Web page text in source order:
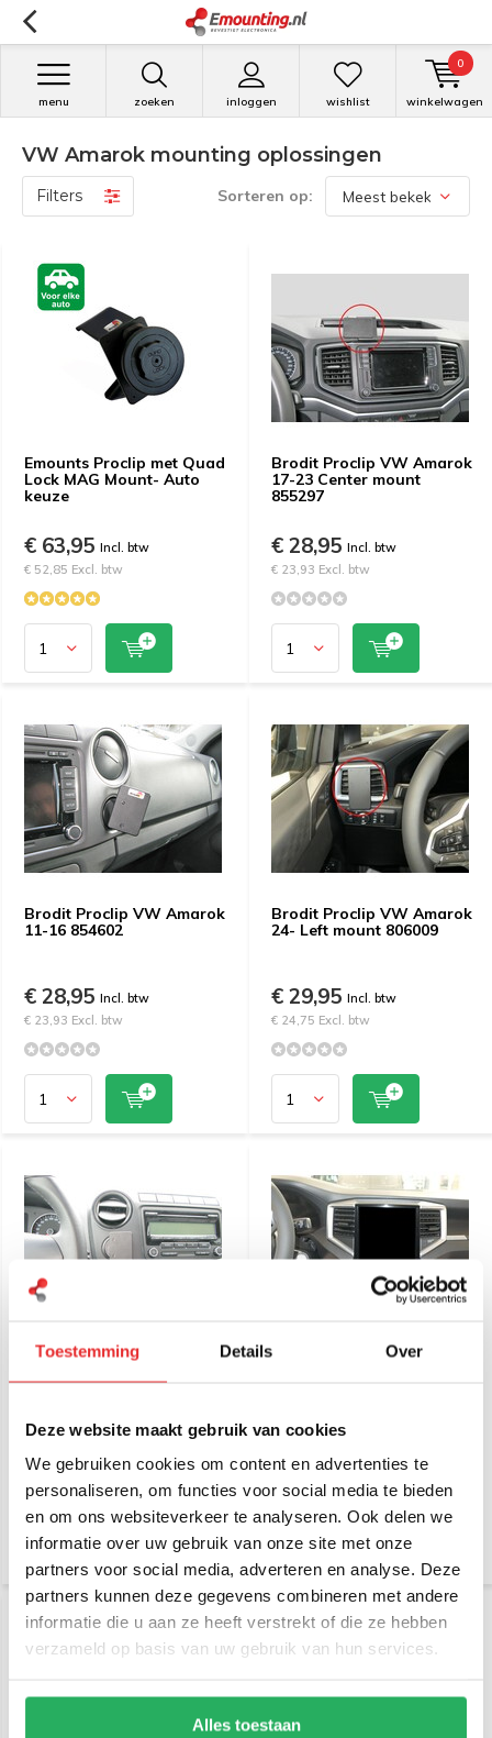
Toestemming Details Over
Deze website maakt gebruik van cookies
We gebruiken cookies om content en advertenties te
personaliseren, om functies voor social media te bieden
en om ons websiteverkeer te analyseren. Ook delen we
informatie over uw gebruik van onze site met onze
partners voor social media, adverteren en analyse. Deze
partners kunnen deze gegevens combineren met andere
informatie die u aan ze heeft verstrekt of die ze hebben
verzameld op basis van uw gebruik van hun services.
Alles toestaan
zoeken inloggen
menu wishlist winkelwagen
0
VW Amarok mounting oplossingen
Filters Sorteren op:
Emounts Proclip met Quad
Lock MAG Mount- Auto
keuze
€ 63,95 Incl. btw
€ 52,85 Excl. btw
Brodit Proclip VW Amarok
17-23 Center mount
855297
€ 28,95 Incl. btw
€ 23,93 Excl. btw
Brodit Proclip VW Amarok
11-16 854602
€ 28,95 Incl. btw
€ 23,93 Excl. btw
Brodit Proclip VW Amarok
24- Left mount 806009
€ 29,95 Incl. btw
€ 24,75 Excl. btw
Brodit Proclip Volkswagen
Amarok 11-16 Center
€ 24,75 Excl. btw
Brodit Proclip VW Amarok
€ 24,75 Excl. btw